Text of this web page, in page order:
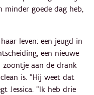
minder goede dag heb,
leven: een jeugd in
een nieuwe
aan de drank
is. "Hij weet dat
Jessica. "Ik heb drie